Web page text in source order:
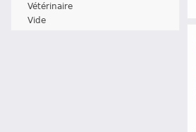
Vétérinaire
Vide